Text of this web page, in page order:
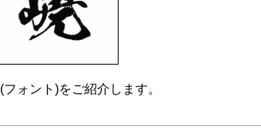
ォント)をご紹介します。